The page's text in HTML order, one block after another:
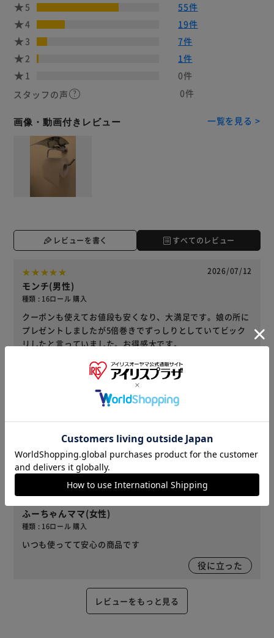
5
55件
4
19件
3
7件
2
1件
1
0件
スタッフの声
0件
画像・動画付きレビュー 一覧を見る >
レビューを書く すべてのレビュー
2026/07/12
モンチ(男性)
種類 : 16ロール 購入
クーポンも使えてお値段も安くなり、大満足です。娘の所に
プレゼントしましたが5倍巻きでずっしりとしていてビック
リしたと言っていました。お得感大です。
取りかえるのが 少なくなって 便利です
1人が役に立ったと回答
2026/05/27
ふーちゃんママ(女性)
種類 : 16ロール 購入
いつも使ってて安心の商品です
役に立った
レビューをもっと見る